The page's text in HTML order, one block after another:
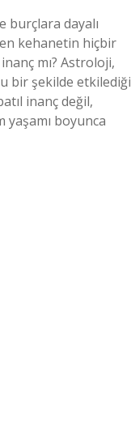
burçlara dayalı
kehanetin hiçbir
mı? Astroloji,
bir şekilde etkilediği
inanç değil,
boyunca